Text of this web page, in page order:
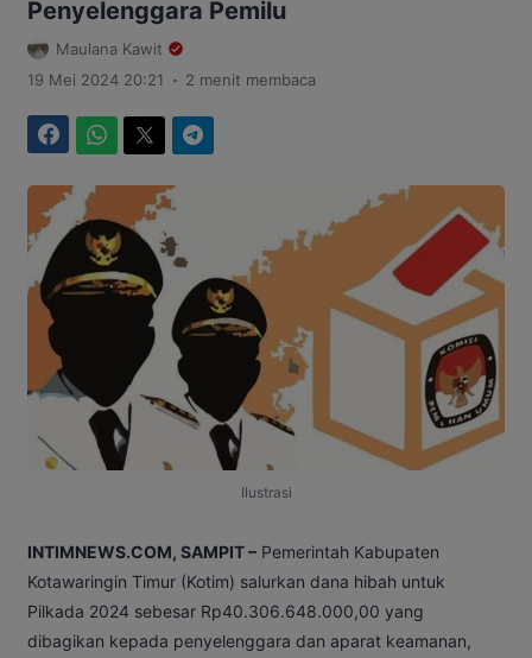
Penyelenggara Pemilu
Maulana Kawit
19 Mei 2024 20:21
. 2 menit membaca
Ilustrasi
INTIMNEWS.COM, SAMPIT – Pemerintah Kabupaten
Kotawaringin Timur (Kotim) salurkan dana hibah untuk
Pilkada 2024 sebesar Rp40.306.648.000,00 yang
dibagikan kepada penyelenggara dan aparat keamanan,